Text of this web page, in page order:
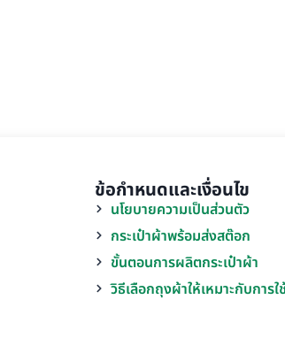
ข้อกำหนดและเงื่อนไข
นโยบายความเป็นส่วนตัว
กระเป๋าผ้าพร้อมส่งสต๊อก
ขั้นตอนการผลิตกระเป๋าผ้า
วิธีเลือกถุงผ้าให้เหมาะกับการใ